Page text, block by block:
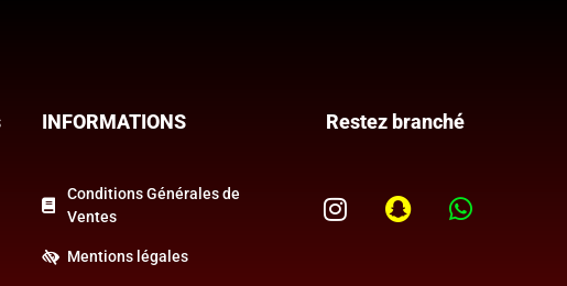
INFORMATIONS
Conditions Générales de
Ventes
Mentions légales
Restez branché